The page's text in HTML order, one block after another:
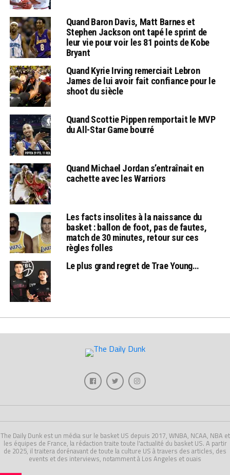
Quand Baron Davis, Matt Barnes et
Stephen Jackson ont tapé le sprint de
leur vie pour voir les 81 points de Kobe
Bryant
Quand Kyrie Irving remerciait Lebron
James de lui avoir fait confiance pour le
shoot du siècle
Quand Scottie Pippen remportait le MVP
du All-Star Game bourré
Quand Michael Jordan s’entraînait en
cachette avec les Warriors
Les facts insolites à la naissance du
basket : ballon de foot, pas de fautes,
match de 30 minutes, retour sur ces
règles folles
Le plus grand regret de Trae Young…
The Daily Dunk est un média sur le basket US depuis 2017, WNBA, NCAA, NBA et
les équipes de France, la rédaction traite toute l'actualité du basket US. A partir
de 2025, il traitera dorénavant de toute la culture US à travers des articles, des
events et des interviews, notamment à Los Angeles et ouais